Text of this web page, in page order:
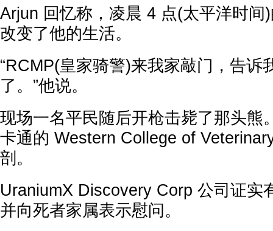
Arjun 回忆称，凌晨 4 点(太平洋时间
改变了他的生活。
“RCMP(皇家骑警)来我家敲门，告诉
了。”他说。
现场一名平民随后开枪击毙了那头熊
卡通的 Western College of
剖。
UraniumX Discovery Corp 公司证实
并向死者家属表示慰问。